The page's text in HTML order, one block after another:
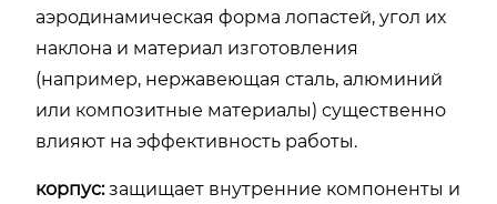
аэродинамическая форма лопастей, угол их
наклона и материал изготовления
(например, нержавеющая сталь, алюминий
или композитные материалы) существенно
влияют на эффективность работы.
корпус:защищает внутренние компоненты и